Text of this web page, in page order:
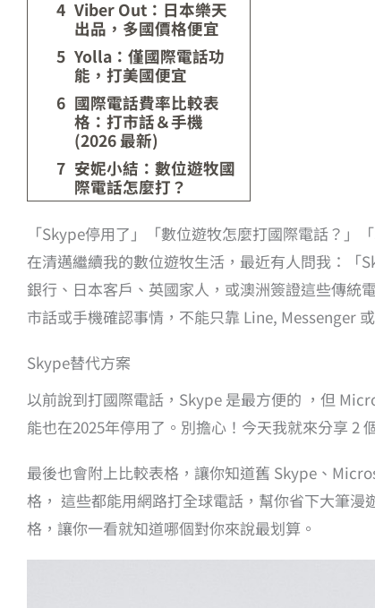
Viber Out：日本樂天
出品，多國價格便宜
Yolla：僅國際電話功
能，打美國便宜
國際電話費率比較表
格：打市話＆手機
(2026 最新)
安妮小結：數位遊牧國
際電話怎麼打？
「Skype停用了」「數位遊牧怎麼打國際電話？」
在清邁繼續我的數位遊牧生活，最近有人問我：「
銀行、日本客戶、英國家人，或澳洲簽證這些傳統
市話或手機確認事情，不能只靠 Line, Messenger
Skype替代方案
以前說到打國際電話，Skype 是最方便的 ，但
能也在2025年停用了。別擔心！今天我就來分享 2
最後也會附上比較表格，讓你知道舊 Skype、
格， 這些都能用網路打全球電話，幫你省下大筆
格，讓你一看就知道哪個對你來說最划算。